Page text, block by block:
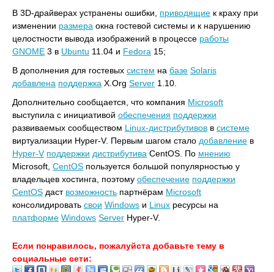
В 3D-драйверах устранены ошибки, приводящие к краху при
изменении размера окна гостевой системы и к нарушению
целостности вывода изображений в процессе работы
GNOME 3 в Ubuntu 11.04 и Fedora 15;
В дополнения для гостевых систем на базе Solaris
добавлена поддержка X.Org Server 1.10.
Дополнительно сообщается, что компания Microsoft
выступила с инициативой обеспечения поддержки
развиваемых сообществом Linux-дистрибутивов в системе
виртуализации Hyper-V. Первым шагом стало добавление в
Hyper-V поддержки дистрибутива CentOS. По мнению
Microsoft, CentOS пользуется большой популярностью у
владельцев хостинга, поэтому обеспечение поддержки
CentOS даст возможность партнёрам Microsoft
консолидировать свои Windows и Linux ресурсы на
платформе Windows Server Hyper-V.
Если понравилось, пожалуйста добавьте тему в
социальные сети: